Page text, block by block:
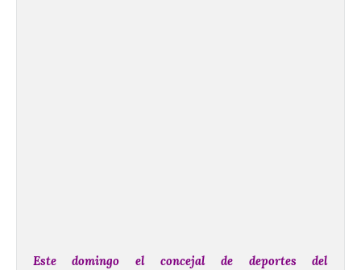
Este domingo el concejal de deportes del